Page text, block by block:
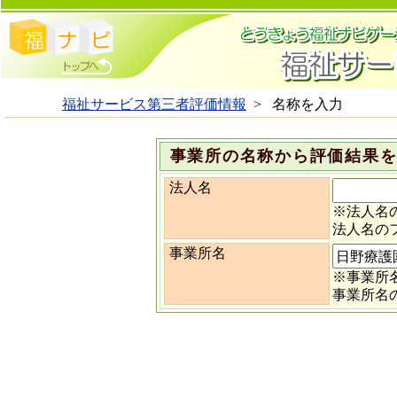
福祉サービス第三者評価情報 > 名称を入力
事業所の名称から評価結果
法人名
※法人名
法人名の
事業所名
※事業所
事業所名